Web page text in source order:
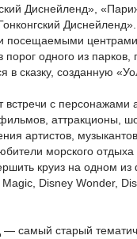
Диснейленд»,
посещаемыми центрами
одного из парков,
в сказку, созданную
встречи с
аттракционы,
артистов,
морского
круиз на одном
Disney Wonder,
самый старый